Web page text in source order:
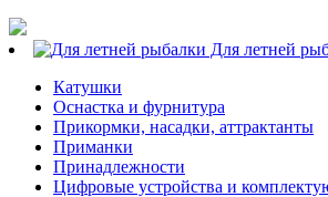
Для летней
Катушки
Оснастка и фурнитура
Прикормки, насадки, аттрактанты
Приманки
Принадлежности
Цифровые устройства и